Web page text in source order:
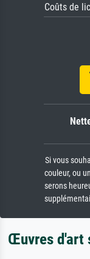
Coûts de
Si vous
couleur, ou
serons
Œuvres d'art